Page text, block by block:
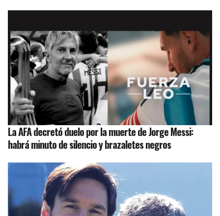
La AFA decretó duelo por la muerte de Jorge Messi:
habrá minuto de silencio y brazaletes negros